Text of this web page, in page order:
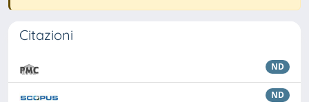
Citazioni
ND
ND